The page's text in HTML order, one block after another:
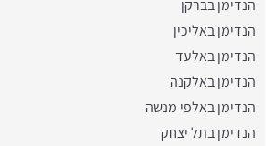
הנדימן בברקן
הנדימן באליכין
הנדימן באלעד
הנדימן באלקנה
הנדימן באלפי מנשה
הנדימן בתל יצחק